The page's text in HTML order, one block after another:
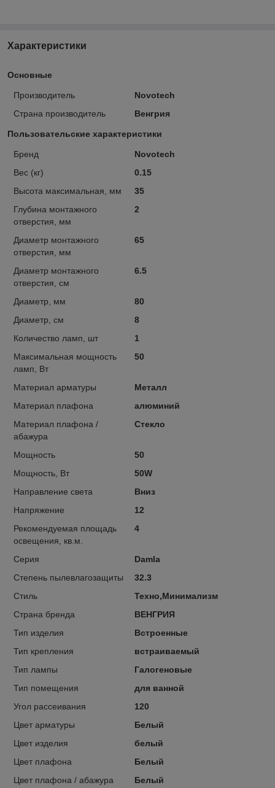
Характеристики
Основные
Производитель
Novotech
Страна производитель
Венгрия
Пользовательские характеристики
Бренд
Novotech
Вес (кг)
0.15
Высота максимальная, мм
35
Глубина монтажного
отверстия, мм
2
Диаметр монтажного
отверстия, мм
65
Диаметр монтажного
отверстия, см
6.5
Диаметр, мм
80
Диаметр, см
8
Количество ламп, шт
1
Максимальная мощность
ламп, Вт
50
Материал арматуры
Металл
Материал плафона
алюминий
Материал плафона /
абажура
Стекло
Мощность
50
Мощность, Вт
50W
Направление света
Вниз
Напряжение
12
Рекомендуемая площадь
освещения, кв.м.
4
Серия
Damla
Степень пылевлагозащиты
32.3
Стиль
Техно,Минимализм
Страна бренда
ВЕНГРИЯ
Тип изделия
Встроенные
Тип крепления
встраиваемый
Тип лампы
Галогеновые
Тип помещения
для ванной
Угол рассеивания
120
Цвет арматуры
Белый
Цвет изделия
белый
Цвет плафона
Белый
Цвет плафона / абажура
Белый